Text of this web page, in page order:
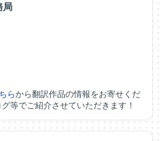
局
らから翻訳作品の情報をお寄せくだ
等でご紹介させていただきます！